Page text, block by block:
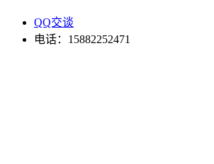
QQ交谈
电话：15882252471